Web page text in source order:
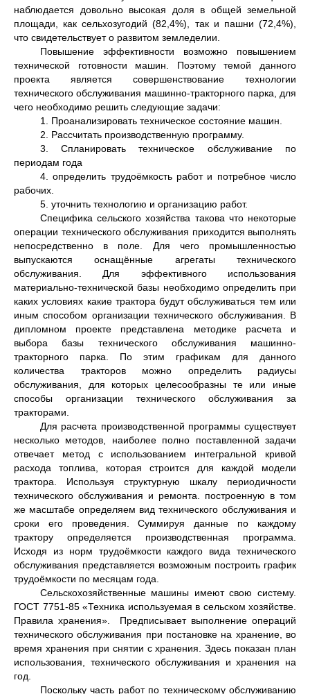
наблюдается довольно высокая доля в общей земельной
площади, как сельхозугодий (82,4%), так и пашни (72,4%),
что свидетельствует о развитом земледелии.
Повышение эффективности возможно повышением
технической готовности машин. Поэтому темой данного
проекта является совершенствование технологии
технического обслуживания машинно-тракторного парка, для
чего необходимо решить следующие задачи:
1. Проанализировать техническое состояние машин.
2. Рассчитать производственную программу.
3. Спланировать техническое обслуживание по
периодам года
4. определить трудоёмкость работ и потребное число
рабочих.
5. уточнить технологию и организацию работ.
Специфика сельского хозяйства такова что некоторые
операции технического обслуживания приходится выполнять
непосредственно в поле. Для чего промышленностью
выпускаются оснащённые агрегаты технического
обслуживания. Для эффективного использования
материально-технической базы необходимо определить при
каких условиях какие трактора будут обслуживаться тем или
иным способом организации технического обслуживания. В
дипломном проекте представлена методике расчета и
выбора базы технического обслуживания машинно-
тракторного парка. По этим графикам для данного
количества тракторов можно определить радиусы
обслуживания, для которых целесообразны те или иные
способы организации технического обслуживания за
тракторами.
Для расчета производственной программы существует
несколько методов, наиболее полно поставленной задачи
отвечает метод с использованием интегральной кривой
расхода топлива, которая строится для каждой модели
трактора. Используя структурную шкалу периодичности
технического обслуживания и ремонта. построенную в том
же масштабе определяем вид технического обслуживания и
сроки его проведения. Суммируя данные по каждому
трактору определяется производственная программа.
Исходя из норм трудоёмкости каждого вида технического
обслуживания представляется возможным построить график
трудоёмкости по месяцам года.
Сельскохозяйственные машины имеют свою систему.
ГОСТ 7751-85 «Техника используемая в сельском хозяйстве.
Правила хранения». Предписывает выполнение операций
технического обслуживания при постановке на хранение, во
время хранения при снятии с хранения. Здесь показан план
использования, технического обслуживания и хранения на
год.
Поскольку часть работ по техническому обслуживанию